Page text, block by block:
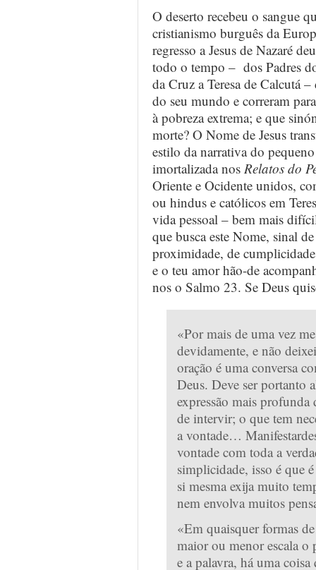
O deserto recebeu o sangue
cristianismo burguês da
regresso a Jesus de Nazaré
todo o tempo – dos Padres
da Cruz a Teresa de Calcutá
do seu mundo e correram
à pobreza extrema; e que
morte? O Nome de Jesus
estilo da narrativa do
imortalizada nos Relatos do
Oriente e Ocidente unidos,
ou hindus e católicos em
vida pessoal – bem mais
que busca este Nome, sinal
proximidade, de
e o teu amor hão-de
nos o Salmo 23. Se Deus
«Por mais de uma vez
devidamente, e não
oração é uma conversa
Deus. Deve ser portanto
expressão mais
de intervir; o que tem
a vontade…
vontade com toda a
simplicidade, isso é que
si mesma exija muito
nem envolva muitos
«Em quaisquer formas
maior ou menor escala o
e a palavra, há uma